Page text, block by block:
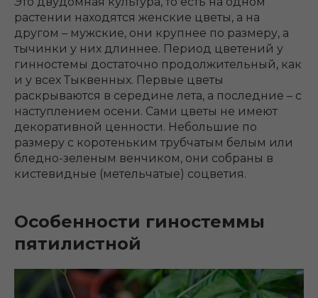
растении находятся женские цветы, а на
другом – мужские, они крупнее по размеру, а
тычинки у них длиннее. Период цветений у
гинностемы достаточно продолжительный, как
и у всех Тыквенных. Первые цветы
раскрываются в середине лета, а последние – с
наступлением осени. Сами цветы не имеют
декоративной ценности. Небольшие по
размеру с коротеньким трубчатым белым или
бледно-зеленым венчиком, они собраны в
кистевидные (метельчатые) соцветия.
Особенности гиностеммы
пятилистной